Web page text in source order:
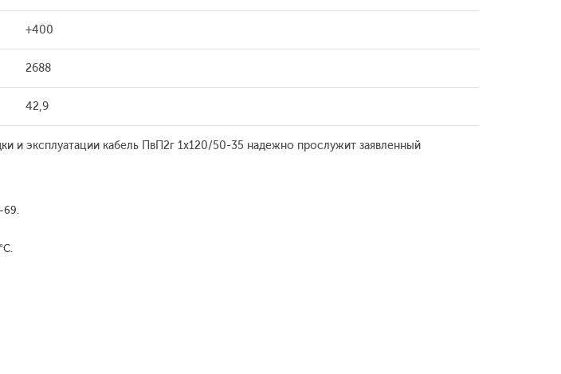
+400
2688
42,9
и эксплуатации кабель ПвП2г 1x120/50-35 надежно прослужит заявленный
69.